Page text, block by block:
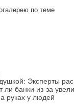
по теме
Эксперты
ли банки из-за
руках у людей